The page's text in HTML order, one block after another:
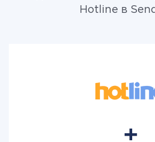
Hotline в